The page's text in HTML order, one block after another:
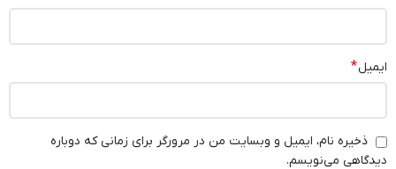
ایمیل*
ذخیره نام، ایمیل و وبسایت من در مرورگر برای زمانی که دوباره
دیدگاهی می‌نویسم.